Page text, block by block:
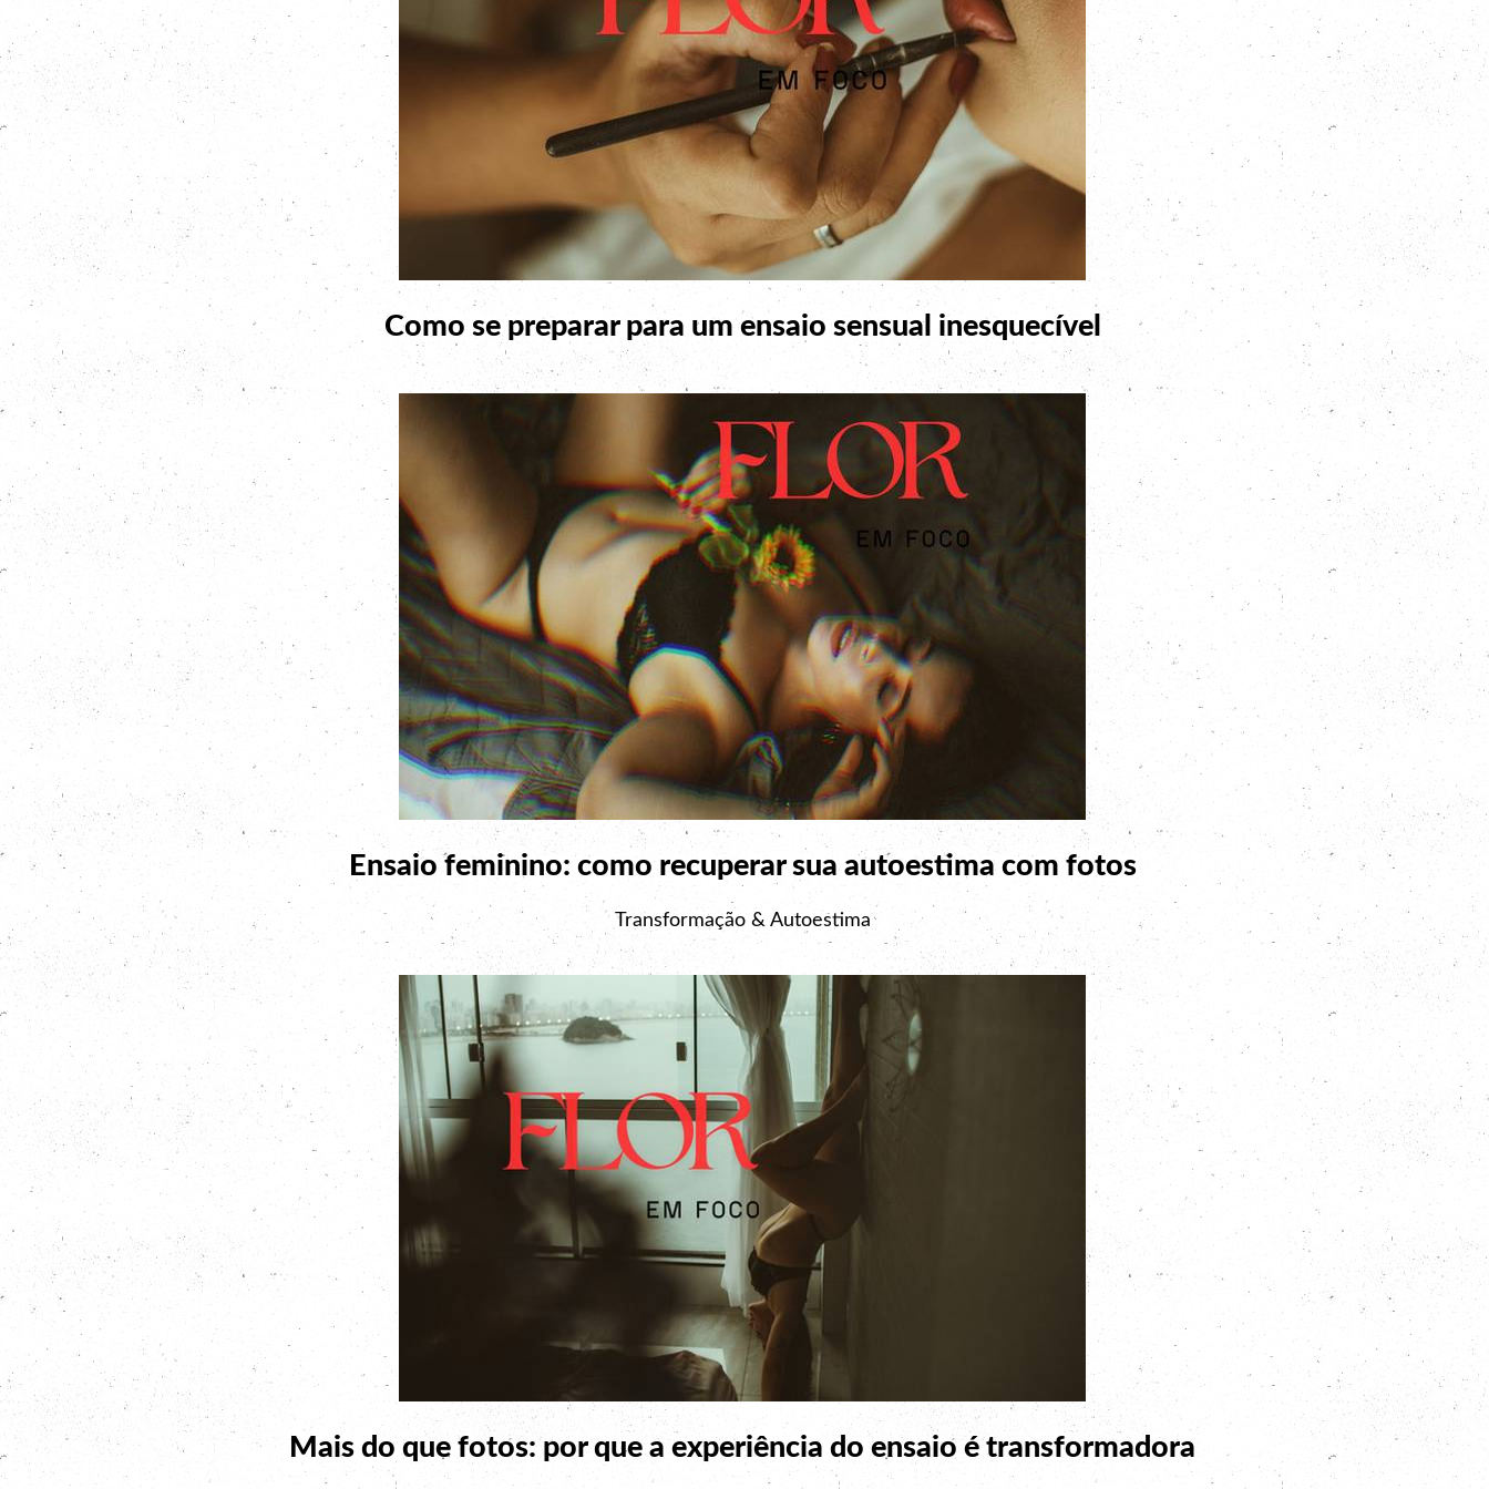
Como se preparar para um ensaio sensual inesquecível
Ensaio feminino: como recuperar sua autoestima com fotos
Transformação & Autoestima
Mais do que fotos: por que a experiência do ensaio é transformadora